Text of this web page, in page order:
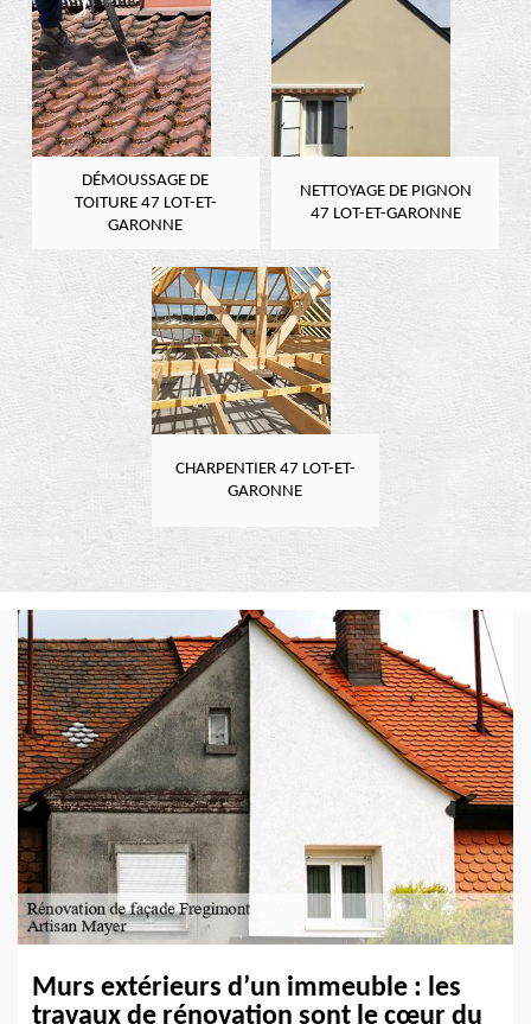
DÉMOUSSAGE DE
TOITURE 47 LOT-ET-
GARONNE
NETTOYAGE DE PIGNON
47 LOT-ET-GARONNE
CHARPENTIER 47 LOT-ET-
GARONNE
Murs extérieurs d’un immeuble : les
travaux de rénovation sont le cœur du